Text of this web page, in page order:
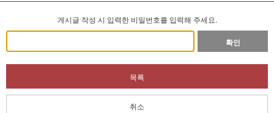
게시글 작성 시 입력한 비밀번호를 입력해 주세요.
확인
목록
취소